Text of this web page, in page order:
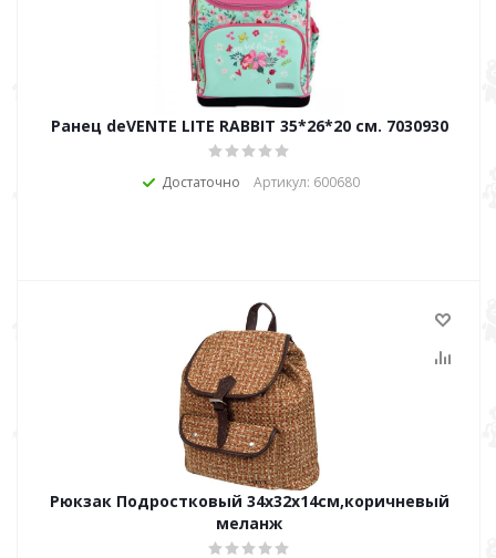
Ранец deVENTE LITE RABBIT 35*26*20 см. 7030930
Достаточно Артикул: 600680
Рюкзак Подростковый 34х32х14см,коричневый
меланж